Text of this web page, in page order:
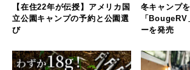
【在住22年が伝授】アメリカ国
立公園キャンプの予約と公園選
び
冬キャンプ
「
ーを発売